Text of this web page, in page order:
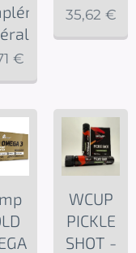
€
35,62 €
WCUP
PICKLE
SHOT -